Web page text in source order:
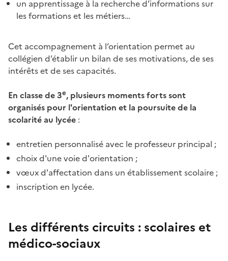
un apprentissage à la recherche d’informations sur
les formations et les métiers…
Cet accompagnement à l’orientation permet au
collégien d’établir un bilan de ses motivations, de ses
intérêts et de ses capacités.
En classe de 3e, plusieurs moments forts sont
organisés pour l'orientation et la poursuite de la
scolarité au lycée :
entretien personnalisé avec le professeur principal ;
choix d'une voie d'orientation ;
vœux d'affectation dans un établissement scolaire ;
inscription en lycée.
Les différents circuits : scolaires et
médico-sociaux